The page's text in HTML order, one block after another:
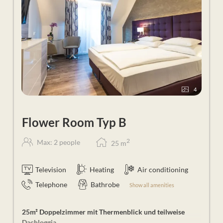
Aufenthalt
Frühstücksbuffet
mit Produkten aus der Region
Mittagssnackmit Suppe & Salat
5-Gänge-Wahlmenü
am Abend
Benützung derhoteleigenen Saunawelt
Sport-Aktiv-Programm & Fitness-Studio in der
Therme
WLAN und Sky-TV in allen Zimmern
4
Flower Room Typ B
Max: 2 people 25 m2
Television Heating
Air conditioning
Telephone
Bathrobe Show all amenities
25m² Doppelzimmer mit Thermenblick und teilweise